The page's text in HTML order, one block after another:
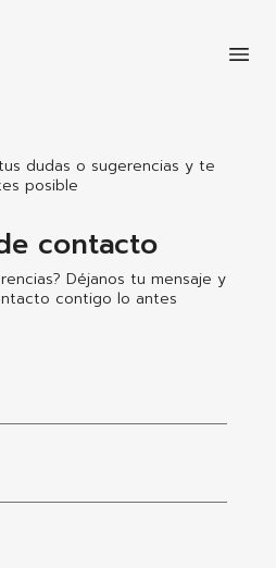
contenido
dudas o sugerencias y te
posible
contacto
Déjanos tu mensaje y
contigo lo antes